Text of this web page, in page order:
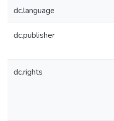
dc.language
dc.publisher
dc.rights